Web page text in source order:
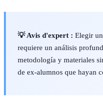
💡 Avis d'expert : Elegir
requiere un análisis
metodología y materiales
de ex-alumnos que hayan